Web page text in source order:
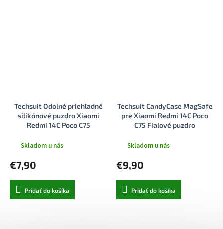
Techsuit Odolné priehľadné
silikónové puzdro Xiaomi
Redmi 14C Poco C75
Skladom u nás
€7,90
Pridať do košíka
Techsuit CandyCase MagSafe
pre Xiaomi Redmi 14C Poco
C75 Fialové puzdro
Skladom u nás
€9,90
Pridať do košíka